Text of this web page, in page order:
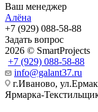
Ваш менеджер
Алёна
+7 (929) 088-58-88
Задать вопрос
2026 © SmartProjects
+7 (929) 088-58-88
info@galant37.ru
г.Иваново,
Ярмарка-